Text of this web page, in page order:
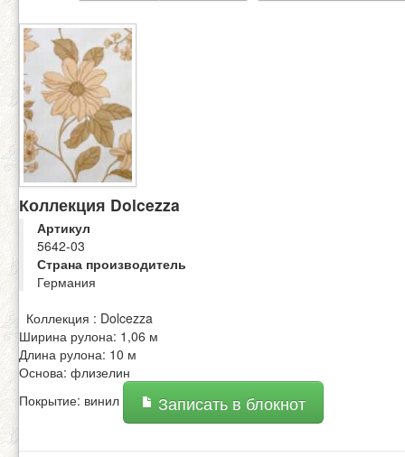
Коллекция Dolcezza
Артикул
5642-03
Страна производитель
Германия
Коллекция : Dolcezza
Ширина рулона: 1,06 м
Длина рулона: 10 м
Основа: флизелин
Покрытие: винил
Записать в блокнот